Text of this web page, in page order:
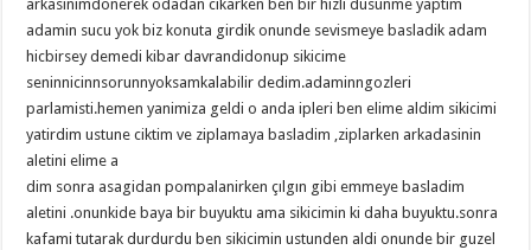
arkasinimdonerek odadan cikarken ben bir hizli dusunme yaptim
adamin sucu yok biz konuta girdik onunde sevismeye basladik adam
hicbirsey demedi kibar davrandidonup sikicime
seninnicinnsorunnyoksamkalabilir dedim.adaminngozleri
parlamisti.hemen yanimiza geldi o anda ipleri ben elime aldim sikicimi
yatirdim ustune ciktim ve ziplamaya basladim ,ziplarken arkadasinin
aletini elime a
dim sonra asagidan pompalanirken çılgın gibi emmeye basladim
aletini .onunkide baya bir buyuktu ama sikicimin ki daha buyuktu.sonra
kafami tutarak durdurdu ben sikicimin ustunden aldi onunde bir guzel